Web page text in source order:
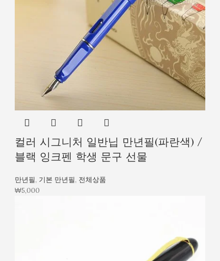
컬러 시그니처 일반닙 만년필(파란색) /
블랙 잉크펜 학생 문구 선물
만년필, 기본 만년필, 전체상품
₩5,000